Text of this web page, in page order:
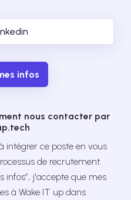
infos
nous contacter par
intégrer ce poste en vous
de recrutement.
infos”, j'accepte que mes
à Wake IT up dans